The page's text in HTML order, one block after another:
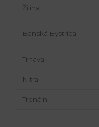
Žilina
Banská Bystrica
Trnava
Nitra
Trenčín